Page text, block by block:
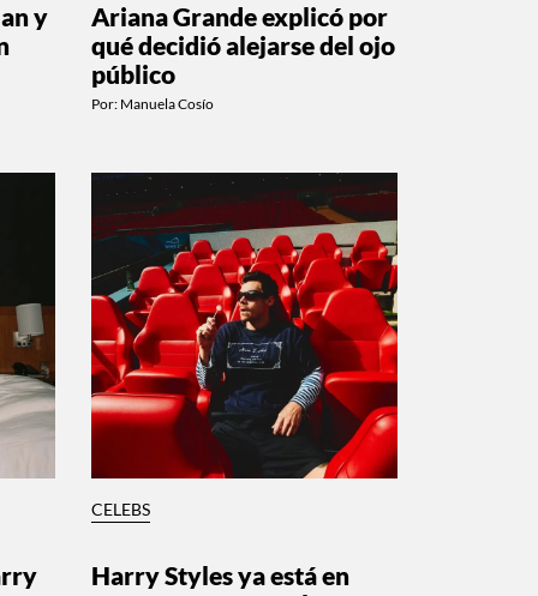
y
Ariana Grande explicó por
qué decidió alejarse del ojo
público
Por: Manuela Cosío
CELEBS
Harry Styles ya está en